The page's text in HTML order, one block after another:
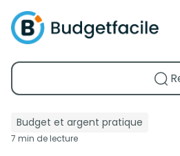
Budget et argent pratique
7 min de lecture